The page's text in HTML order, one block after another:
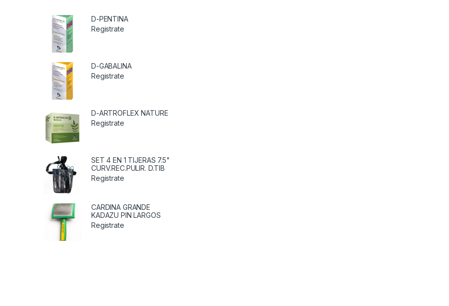
D-PENTINA
Registrate
D-GABALINA
Registrate
D-ARTROFLEX NATURE
Registrate
SET 4 EN 1 TIJERAS 7.5"
CURV.REC.PULIR. D.TIB
Registrate
CARDINA GRANDE
KADAZU PIN LARGOS
Registrate